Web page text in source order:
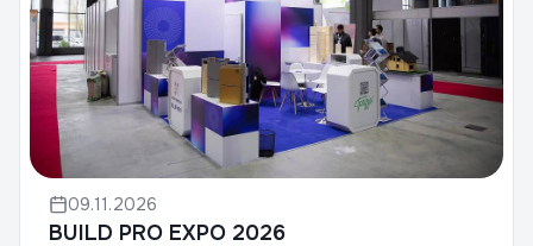
09.11.2026
BUILD PRO EXPO 2026